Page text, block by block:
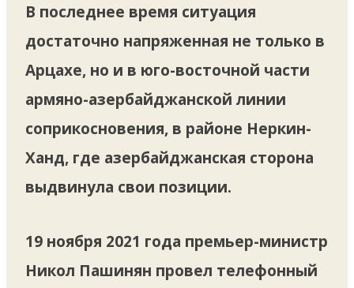
В последнее время ситуация
достаточно напряженная не только в
Арцахе, но и в юго-восточной части
армяно-азербайджанской линии
соприкосновения, в районе Неркин-
Ханд, где азербайджанская сторона
выдвинула свои позиции.
19 ноября 2021 года премьер-министр
Никол Пашинян провел телефонный